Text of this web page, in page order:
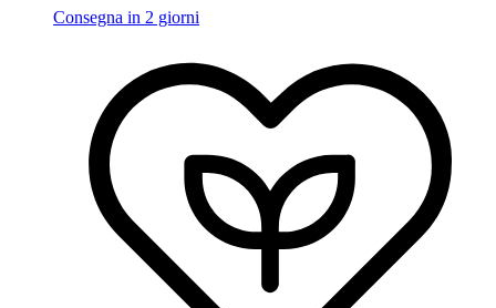
Consegna in 2 giorni